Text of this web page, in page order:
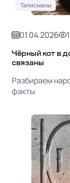
Талисманы
01.04.2026
Чёрный кот в
связаны
Разбираем
факты